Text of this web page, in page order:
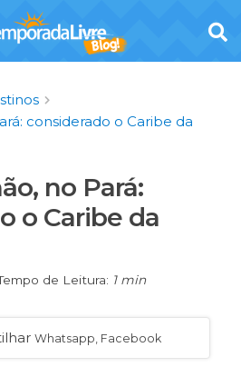
considerado o Caribe da
no Pará:
o Caribe da
de Leitura: 1 min
Whatsapp, Facebook